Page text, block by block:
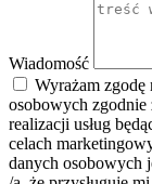
Wiadomość
Wyrażam zgodę
osobowych zgodnie
realizacji usług
celach
danych osobowych